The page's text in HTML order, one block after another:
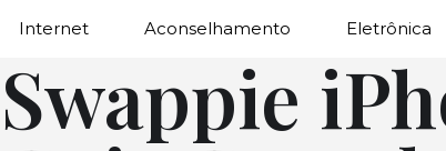
Internet Aconselhamento Eletrônica
Swappie